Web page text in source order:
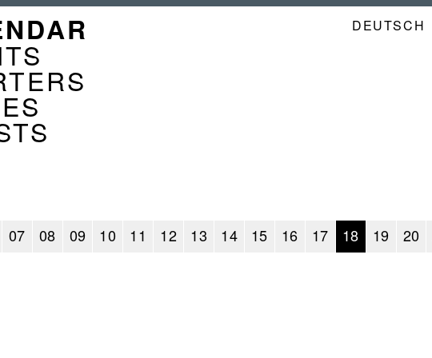
DEUTSCH
07 08 09 10 11 12 13 14 15 16 17 18 19 20